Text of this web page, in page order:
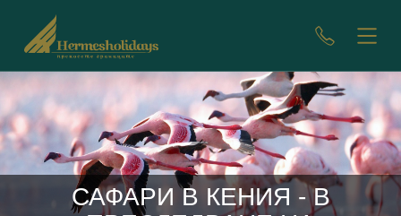
САФАРИ В КЕНИЯ - В